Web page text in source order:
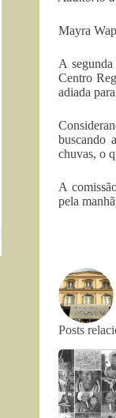
Mayra
A
Centro
adiada
buscando
chuvas, o
A
pela
Posts